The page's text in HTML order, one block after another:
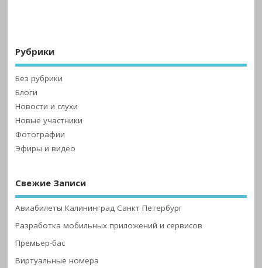
Рубрики
Без рубрики
Блоги
Новости и слухи
Новые участники
Фотографии
Эфиры и видео
Свежие Записи
Авиабилеты Калининград Санкт Петербург
Разработка мобильных приложений и сервисов
Премьер-бас
Виртуальные номера